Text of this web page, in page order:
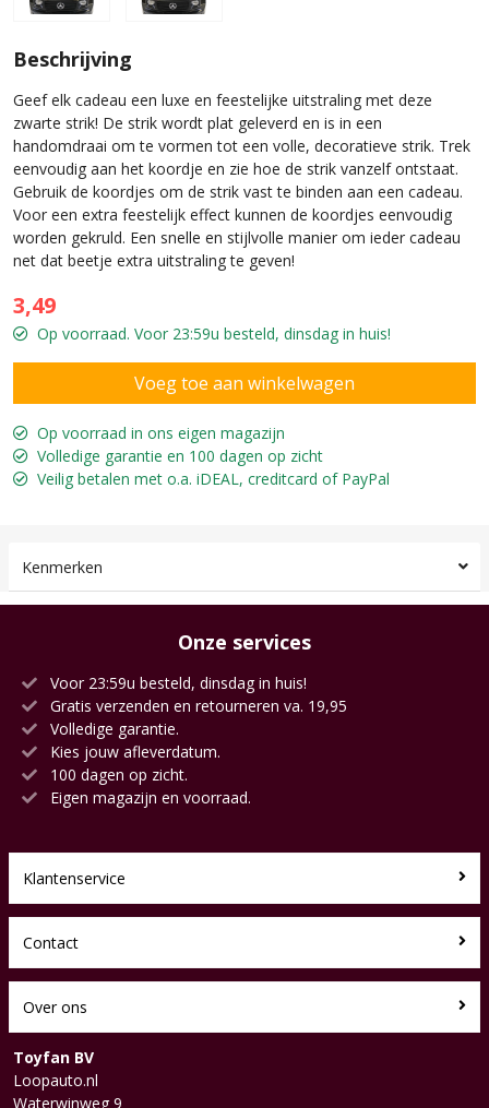
Beschrijving
Geef elk cadeau een luxe en feestelijke uitstraling met deze
zwarte strik! De strik wordt plat geleverd en is in een
handomdraai om te vormen tot een volle, decoratieve strik. Trek
eenvoudig aan het koordje en zie hoe de strik vanzelf ontstaat.
Gebruik de koordjes om de strik vast te binden aan een cadeau.
Voor een extra feestelijk effect kunnen de koordjes eenvoudig
worden gekruld. Een snelle en stijlvolle manier om ieder cadeau
net dat beetje extra uitstraling te geven!
3,49
Op voorraad. Voor 23:59u besteld, dinsdag in huis!
Op voorraad in ons eigen magazijn
Volledige garantie en 100 dagen op zicht
Veilig betalen met o.a. iDEAL, creditcard of PayPal
Kenmerken
Onze services
Voor 23:59u besteld, dinsdag in huis!
Gratis verzenden en retourneren va. 19,95
Volledige garantie.
Kies jouw afleverdatum.
100 dagen op zicht.
Eigen magazijn en voorraad.
Klantenservice
Contact
Over ons
Toyfan BV
Loopauto.nl
Waterwinweg 9